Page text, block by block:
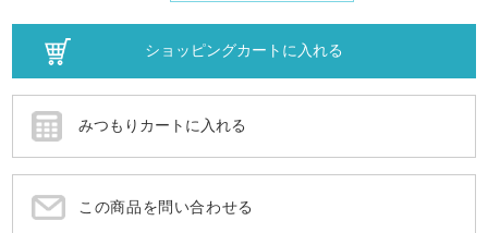
この商品を問い合わせる